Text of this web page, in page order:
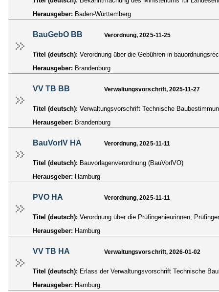
Herausgeber: Baden-Württemberg
BauGebO BB Verordnung, 2025-11-25
Titel (deutsch): Verordnung über die Gebühren in
Herausgeber: Brandenburg
VV TB BB Verwaltungsvorschrift, 2025-11-27
Titel (deutsch): Verwaltungsvorschrift Technische
Herausgeber: Brandenburg
BauVorlV HA Verordnung, 2025-11-11
Titel (deutsch): Bauvorlagenverordnung (BauVorlVO)
Herausgeber: Hamburg
PVO HA Verordnung, 2025-11-11
Titel (deutsch): Verordnung über die Prüfingenieurinnen,
Herausgeber: Hamburg
VV TB HA Verwaltungsvorschrift, 2026-01-02
Titel (deutsch): Erlass der Verwaltungsvorschrift Technische
Herausgeber: Hamburg